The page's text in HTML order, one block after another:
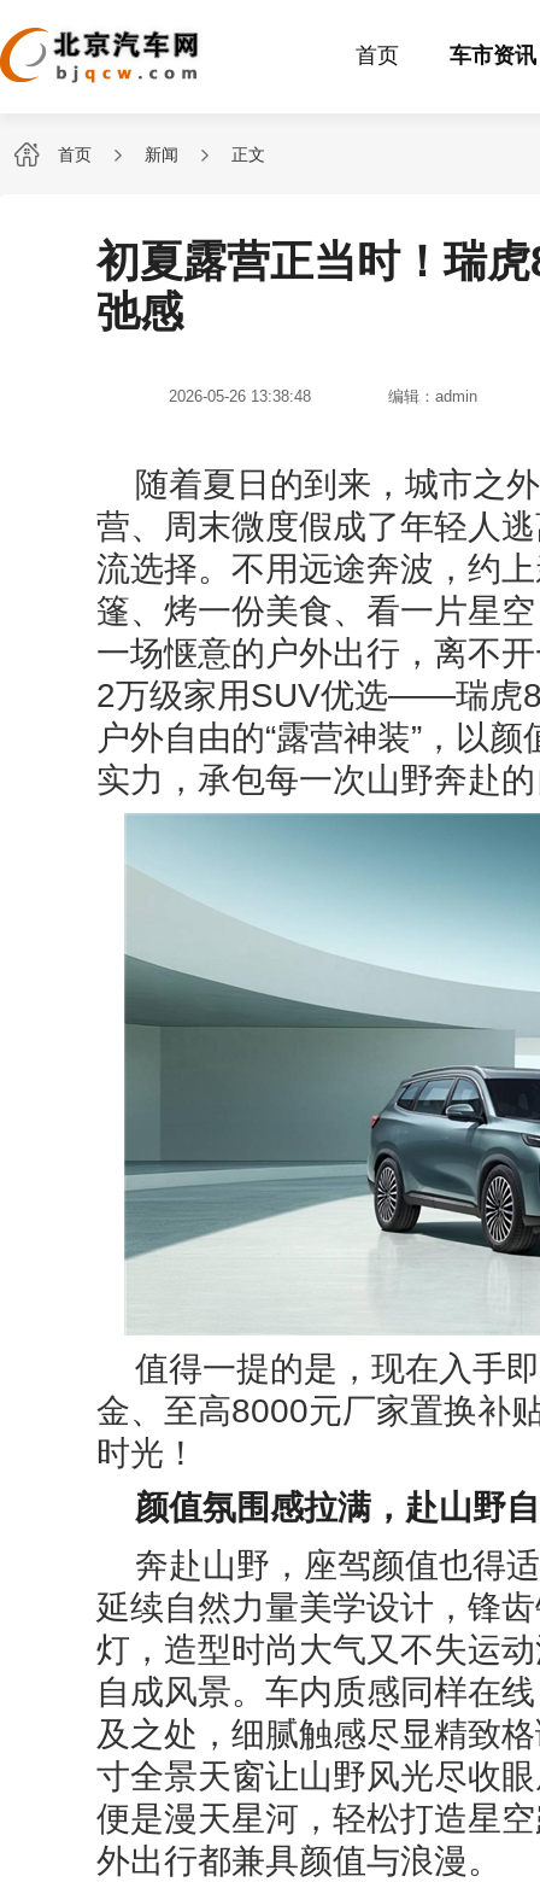
首页 车市资讯
首页 新闻 正文
初夏露营正当时！瑞
弛感
2026-05-26 13:38:48 编辑：admin
随着夏日的到来，城市之
营、周末微度假成了年轻人
流选择。不用远途奔波，约
篷、烤一份美食、看一片星
一场惬意的户外出行，离不
2万级家用SUV优选——瑞虎
户外自由的“露营神装”，以
实力，承包每一次山野奔赴
值得一提的是，现在入手
金、至高8000元厂家置换补
时光！
颜值氛围感拉满，赴山野
奔赴山野，座驾颜值也得
延续自然力量美学设计，锋
灯，造型时尚大气又不失运
自成风景。车内质感同样在
及之处，细腻触感尽显精致
寸全景天窗让山野风光尽收
便是漫天星河，轻松打造星
外出行都兼具颜值与浪漫。